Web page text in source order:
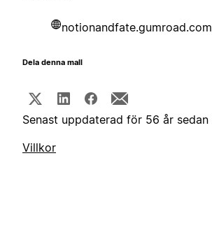
notionandfate.gumroad.com
Dela denna mall
Senast uppdaterad för 56 år sedan
Villkor